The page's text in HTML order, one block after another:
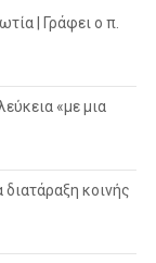
| Γράφει ο π.
«με μια
κοινής